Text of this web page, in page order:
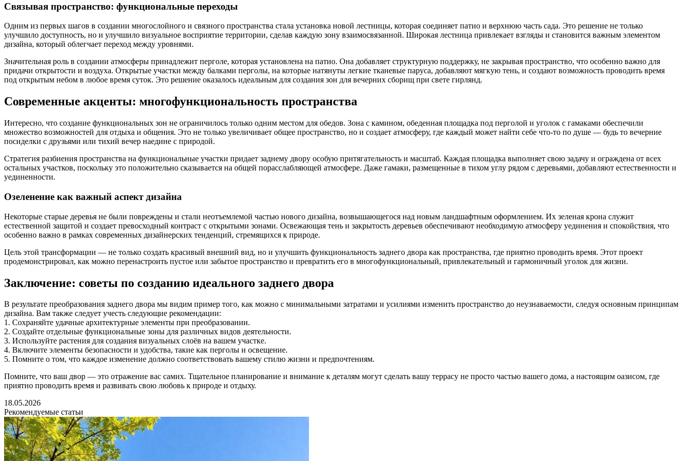
Связывая пространство: функциональные переходы
Одним из первых шагов в создании многослойного и связного пространства стала установка новой лестницы, которая соединяет патио и верхнюю часть сада. Это решение не только
улучшило доступность, но и улучшило визуальное восприятие территории, сделав каждую зону взаимосвязанной. Широкая лестница привлекает взгляды и становится важным элементом
дизайна, который облегчает переход между уровнями.
Значительная роль в создании атмосферы принадлежит перголе, которая установлена на патио. Она добавляет структурную поддержку, не закрывая пространство, что особенно важно для
придачи открытости и воздуха. Открытые участки между балками перголы, на которые натянуты легкие тканевые паруса, добавляют мягкую тень, и создают возможность проводить время
под открытым небом в любое время суток. Это решение оказалось идеальным для создания зон для вечерних сборищ при свете гирлянд.
Современные акценты: многофункциональность пространства
Интересно, что создание функциональных зон не ограничилось только одним местом для обедов. Зона с камином, обеденная площадка под перголой и уголок с гамаками обеспечили
множество возможностей для отдыха и общения. Это не только увеличивает общее пространство, но и создает атмосферу, где каждый может найти себе что-то по душе — будь то вечерние
посиделки с друзьями или тихий вечер наедине с природой.
Стратегия разбиения пространства на функциональные участки придает заднему двору особую притягательность и масштаб. Каждая площадка выполняет свою задачу и ограждена от всех
остальных участков, поскольку это положительно сказывается на общей порасслабляющей атмосфере. Даже гамаки, размещенные в тихом углу рядом с деревьями, добавляют естественности и
уединенности.
Озеленение как важный аспект дизайна
Некоторые старые деревья не были повреждены и стали неотъемлемой частью нового дизайна, возвышающегося над новым ландшафтным оформлением. Их зеленая крона служит
естественной защитой и создает превосходный контраст с открытыми зонами. Освежающая тень и закрытость деревьев обеспечивают необходимую атмосферу уединения и спокойствия, что
особенно важно в рамках современных дизайнерских тенденций, стремящихся к природе.
Цель этой трансформации — не только создать красивый внешний вид, но и улучшить функциональность заднего двора как пространства, где приятно проводить время. Этот проект
продемонстрировал, как можно перенастроить пустое или забытое пространство и превратить его в многофункциональный, привлекательный и гармоничный уголок для жизни.
Заключение: советы по созданию идеального заднего двора
В результате преобразования заднего двора мы видим пример того, как можно с минимальными затратами и усилиями изменить пространство до неузнаваемости, следуя основным принципам
дизайна. Вам также следует учесть следующие рекомендации:
1. Сохраняйте удачные архитектурные элементы при преобразовании.
2. Создайте отдельные функциональные зоны для различных видов деятельности.
3. Используйте растения для создания визуальных слоёв на вашем участке.
4. Включите элементы безопасности и удобства, такие как перголы и освещение.
5. Помните о том, что каждое изменение должно соответствовать вашему стилю жизни и предпочтениям.
Помните, что ваш двор — это отражение вас самих. Тщательное планирование и внимание к деталям могут сделать вашу террасу не просто частью вашего дома, а настоящим оазисом, где
приятно проводить время и развивать свою любовь к природе и отдыху.
18.05.2026
Рекомендуемые статьи